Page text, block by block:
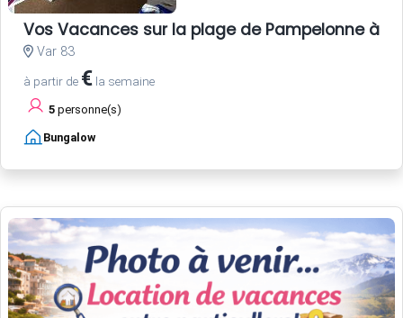
Vos Vacances sur la plage de Pampelonne à
Var 83
à partir de € la semaine
5 personne(s)
Bungalow